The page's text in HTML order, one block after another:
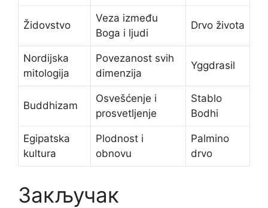
Židovstvo
Veza između
Boga i ljudi
Drvo života
Nordijska
mitologija
Povezanost svih
dimenzija
Yggdrasil
Buddhizam
Osvešćenje i
prosvetljenje
Stablo
Bodhi
Egipatska
kultura
Plodnost i
obnovu
Palmino
drvo
Закључак